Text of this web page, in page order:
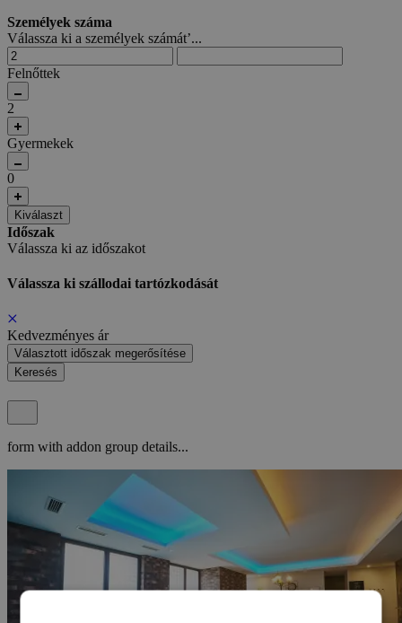
Személyek száma
Válassza ki a személyek számát’...
Felnőttek
2
Gyermekek
0
Kiválaszt
Időszak
Válassza ki az időszakot
Válassza ki szállodai tartózkodását
Kedvezményes ár
Választott időszak megerősítése
Keresés
form with addon group details...